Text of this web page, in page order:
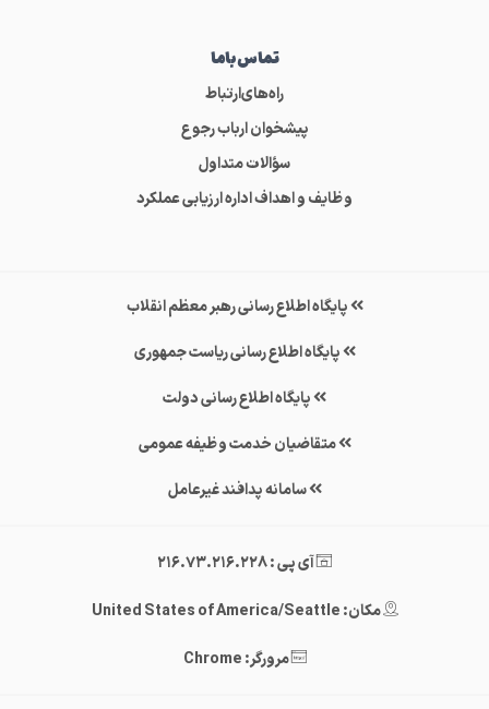
تماس‌باما
راه‌های‌ارتباط
پیشخوان ارباب رجوع
سؤالات متداول
وظایف و اهداف اداره ارزیابی عملکرد
پایگاه اطلاع رسانی رهبر معظم انقلاب
پایگاه اطلاع رسانی ریاست جمهوری
پایگاه اطلاع رسانی دولت
متقاضیان خدمت وظیفه عمومی
سامانه پدافند غیرعامل
آی پی : 216.73.216.228
مکان: United States of America/Seattle
مرورگر: Chrome